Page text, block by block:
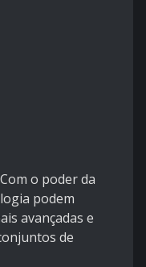
o poder da
podem
avançadas e
de